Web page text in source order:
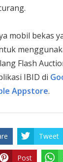
mobil bekas
Flash
IBID di
Appstore.
Tweet
Post